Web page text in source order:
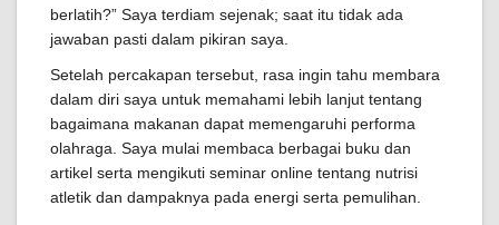
berlatih?” Saya terdiam sejenak; saat itu tidak ada
jawaban pasti dalam pikiran saya.
Setelah percakapan tersebut, rasa ingin tahu membara
dalam diri saya untuk memahami lebih lanjut tentang
bagaimana makanan dapat memengaruhi performa
olahraga. Saya mulai membaca berbagai buku dan
artikel serta mengikuti seminar online tentang nutrisi
atletik dan dampaknya pada energi serta pemulihan.